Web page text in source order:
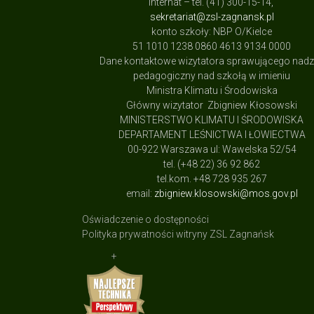
sekretariat@zsl-zagnansk.pl
konto szkoły: NBP O/Kielce
51 1010 1238 0860 4613 9134 0000
Dane kontaktowe wizytatora sprawującego
pedagogiczny nad szkołą w imieniu
Ministra Klimatu i Środowiska
Główny wizytator Zbigniew Kłosowski
MINISTERSTWO KLIMATU I ŚRODOWISKA
DEPARTAMENT LEŚNICTWA I ŁOWIECTWA
00-922 Warszawa ul: Wawelska 52/54
tel. (+48 22) 36 92 862
tel.kom. +48 728 935 267
email: zbigniew.klosowski@mos.gov.pl
Oświadczenie o dostępności
Polityka prywatności witryny ZSL Zagnańsk
+